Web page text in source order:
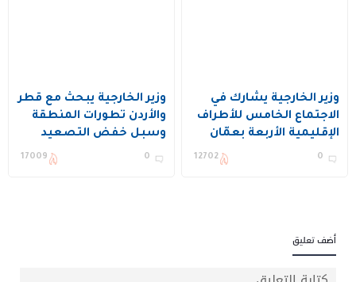
وزير الخارجية يشارك في
الاجتماع الخامس للأطراف
الإقليمية الأربعة بعمّان
0
12702
وزير الخارجية يبحث مع قطر
والأردن تطورات المنطقة
وسبل خفض التصعيد
0
17009
أضف تعليق